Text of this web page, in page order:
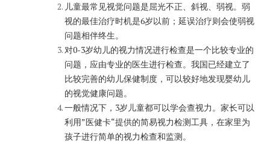
儿童最常见视觉问题是屈光不正、斜视、弱视。弱
视的最佳治疗时机是6岁以前；延误治疗则会使弱视
问题相伴终生。
对0-3岁幼儿的视力情况进行检查是一个比较专业的
问题，应由专业的医生进行检查。我国已经建立了
比较完善的幼儿保健制度，可以较好地发现婴幼儿
的视觉健康问题。
一般情况下，3岁儿童都可以学会查视力。家长可以
利用”医健卡“提供的简易视力检测工具，在家里为
孩子进行简单的视力检查和监测。